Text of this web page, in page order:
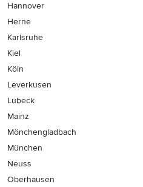
Hannover
Herne
Karlsruhe
Kiel
Köln
Leverkusen
Lübeck
Mainz
Mönchen­gladbach
München
Neuss
Oberhausen